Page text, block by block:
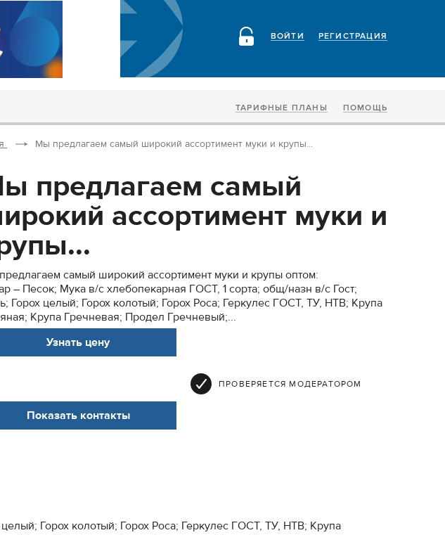
РЕГИСТРАЦИЯ
ВОЙТИ
ТАРИФНЫЕ ПЛАНЫ ПОМОЩЬ
Мы предлагаем самый широкий ассортимент муки и крупы...
предлагаем самый
ассортимент муки и
самый широкий ассортимент муки и крупы оптом:
– Песок; Мука в/с хлебопекарная ГОСТ, 1 сорта; общ/назн в/с Гост;
Горох целый; Горох колотый; Горох Роса; Геркулес ГОСТ, ТУ, НТВ; Крупа
Крупа Гречневая; Продел Гречневый;...
Узнать цену
ПРОВЕРЯЕТСЯ МОДЕРАТОРОМ
Показать контакты
Горох колотый; Горох Роса; Геркулес ГОСТ, ТУ, НТВ; Крупа